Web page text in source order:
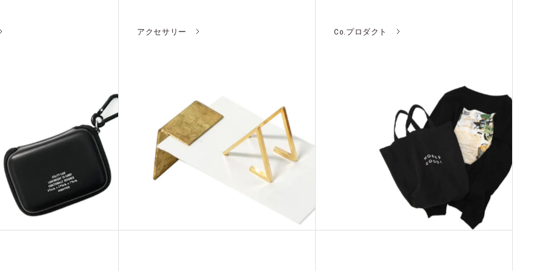
アクセサリー Co.プロダクト